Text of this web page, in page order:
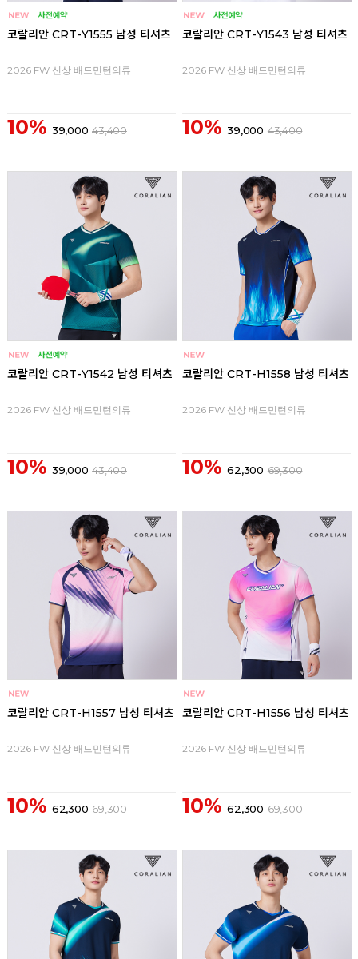
코랄리안 CRT-Y1555 남성 티셔츠
2026 FW 신상 배드민턴의류
10% 39,000 43,400
코랄리안 CRT-Y1543 남성 티셔츠
2026 FW 신상 배드민턴의류
10% 39,000 43,400
코랄리안 CRT-Y1542 남성 티셔츠
2026 FW 신상 배드민턴의류
10% 39,000 43,400
코랄리안 CRT-H1558 남성 티셔츠
2026 FW 신상 배드민턴의류
10% 62,300 69,300
코랄리안 CRT-H1557 남성 티셔츠
2026 FW 신상 배드민턴의류
10% 62,300 69,300
코랄리안 CRT-H1556 남성 티셔츠
2026 FW 신상 배드민턴의류
10% 62,300 69,300